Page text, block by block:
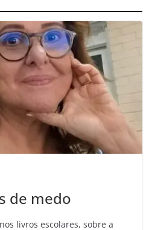
de medo
livros escolares, sobre a